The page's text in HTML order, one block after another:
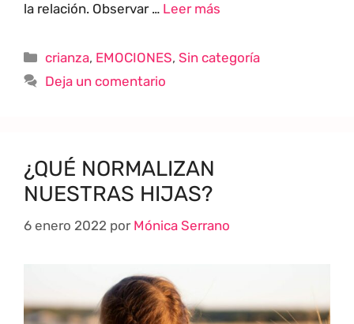
la relación. Observar … Leer más
crianza, EMOCIONES,Sin categoría
Deja un comentario
¿QUÉ NORMALIZAN
NUESTRAS HIJAS?
6 enero 2022 por Mónica Serrano